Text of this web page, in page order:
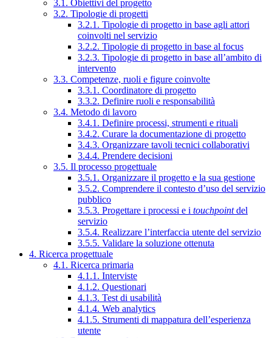
3.1. Obiettivi del progetto
3.2. Tipologie di progetti
3.2.1. Tipologie di progetto in base agli attori
coinvolti nel servizio
3.2.2. Tipologie di progetto in base al focus
3.2.3. Tipologie di progetto in base all’ambito di
intervento
3.3. Competenze, ruoli e figure coinvolte
3.3.1. Coordinatore di progetto
3.3.2. Definire ruoli e responsabilità
3.4. Metodo di lavoro
3.4.1. Definire processi, strumenti e rituali
3.4.2. Curare la documentazione di progetto
3.4.3. Organizzare tavoli tecnici collaborativi
3.4.4. Prendere decisioni
3.5. Il processo progettuale
3.5.1. Organizzare il progetto e la sua gestione
3.5.2. Comprendere il contesto d’uso del servizio
pubblico
3.5.3. Progettare i processi e i touchpointdel
servizio
3.5.4. Realizzare l’interfaccia utente del servizio
3.5.5. Validare la soluzione ottenuta
4. Ricerca progettuale
4.1. Ricerca primaria
4.1.1. Interviste
4.1.2. Questionari
4.1.3. Test di usabilità
4.1.4. Web analytics
4.1.5. Strumenti di mappatura dell’esperienza
utente